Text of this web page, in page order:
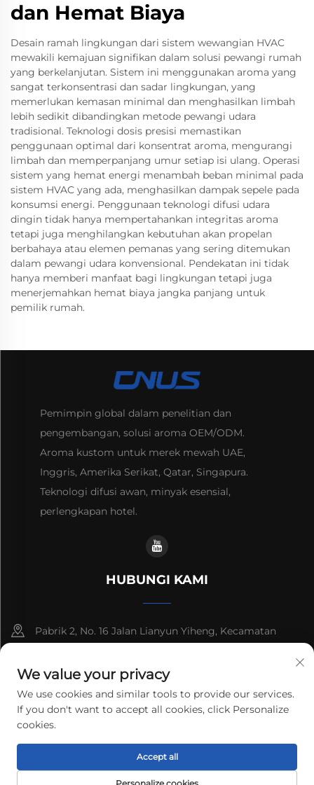
dan Hemat Biaya
Desain ramah lingkungan dari sistem wewangian HVAC
mewakili kemajuan signifikan dalam solusi pewangi rumah
yang berkelanjutan. Sistem ini menggunakan aroma yang
sangat terkonsentrasi dan sadar lingkungan, yang
memerlukan kemasan minimal dan menghasilkan limbah
lebih sedikit dibandingkan metode pewangi udara
tradisional. Teknologi dosis presisi memastikan
penggunaan optimal dari konsentrat aroma, mengurangi
limbah dan memperpanjang umur setiap isi ulang. Operasi
sistem yang hemat energi menambah beban minimal pada
sistem HVAC yang ada, menghasilkan dampak sepele pada
konsumsi energi. Penggunaan teknologi difusi udara
dingin tidak hanya mempertahankan integritas aroma
tetapi juga menghilangkan kebutuhan akan propelan
berbahaya atau elemen pemanas yang sering ditemukan
dalam pewangi udara konvensional. Pendekatan ini tidak
hanya memberi manfaat bagi lingkungan tetapi juga
menerjemahkan hemat biaya jangka panjang untuk
pemilik rumah.
Pemimpin global dalam penelitian dan
pengembangan, solusi aroma OEM/ODM.
Aroma kustom untuk merek mewah UAE,
Inggris, Amerika Serikat, Qatar, Singapura.
Teknologi difusi awan, minyak esensial,
perlengkapan hotel.
HUBUNGI KAMI
Pabrik 2, No. 16 Jalan Lianyun Yiheng, Kecamatan
+86-13192436782
[email protected]
Hak cipta © 2025 cnus tech (guangdong) co.,ltd. Hak-hak semua
orang dipertahankan. Kebijakan Privasi
We value your privacy
We use cookies and similar tools to provide our services.
If you don't want to accept all cookies, click Personalize
cookies.
Accept all